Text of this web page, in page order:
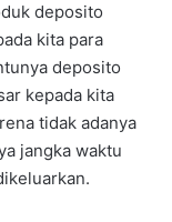
deposito
kita para
deposito
kepada kita
tidak adanya
jangka waktu